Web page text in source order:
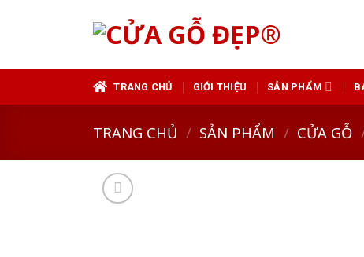
TRANG CHỦ GIỚI THIỆU SẢN PHẨM
TRANG CHỦ / SẢN PHẨM / CỬA GỖ